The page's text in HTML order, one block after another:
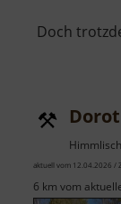
Doch
aktuell vom 12.04.2026 /
6 km vom